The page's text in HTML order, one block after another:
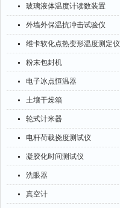
玻璃液体温度计读数装置
外墙外保温抗冲击试验仪
维卡软化点热变形温度测定仪
粉末包封机
电子冰点恒温器
土壤干燥箱
轮式计米器
电杆荷载挠度测试仪
凝胶化时间测试仪
洗眼器
真空计